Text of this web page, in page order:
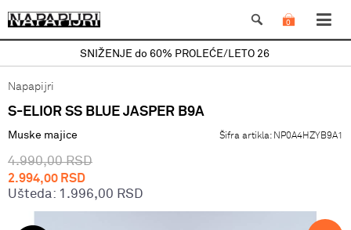
0
SNIŽENJE do 60% PROLEĆE/LETO 26
Napapijri
S-ELIOR SS BLUE JASPER B9A
Muske majice Šifra artikla: NP0A4HZYB9A1
4.990,00 RSD
2.994,00 RSD
Ušteda: 1.996,00 RSD